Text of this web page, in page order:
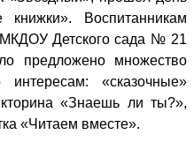
Воспитанникам
Детского сада № 21
предложено множество
интересам: «сказочные»
«Знаешь ли ты?»,
«Читаем вместе».